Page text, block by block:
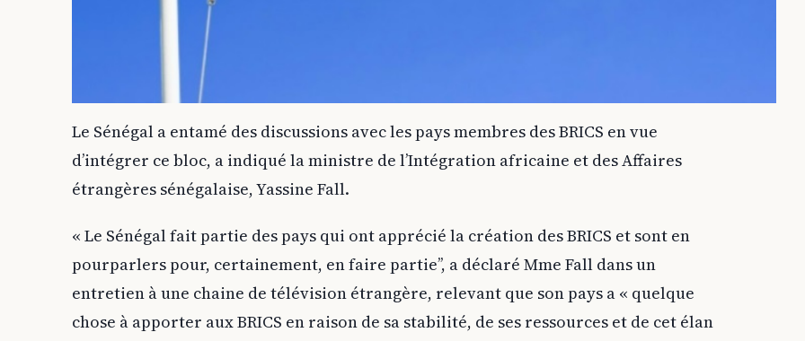
Le Sénégal a entamé des discussions avec les pays membres des BRICS en vue
d’intégrer ce bloc, a indiqué la ministre de l’Intégration africaine et des Affaires
étrangères sénégalaise, Yassine Fall.
« Le Sénégal fait partie des pays qui ont apprécié la création des BRICS et sont en
pourparlers pour, certainement, en faire partie’’, a déclaré Mme Fall dans un
entretien à une chaine de télévision étrangère, relevant que son pays a « quelque
chose à apporter aux BRICS en raison de sa stabilité, de ses ressources et de cet élan